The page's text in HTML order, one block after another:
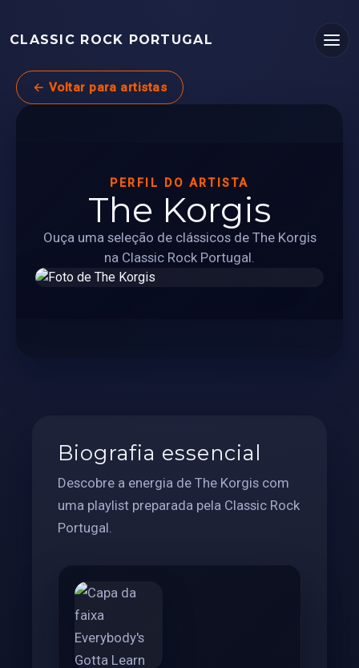
CLASSIC ROCK PORTUGAL
← Voltar para artistas
PERFIL DO ARTISTA
The Korgis
Ouça uma seleção de clássicos de The Korgis
na Classic Rock Portugal.
Biografia essencial
Descobre a energia de The Korgis com
uma playlist preparada pela Classic Rock
Portugal.